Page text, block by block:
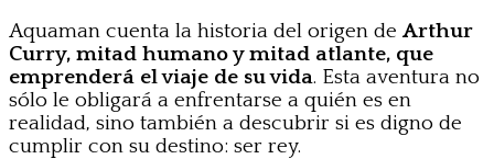
Aquaman cuenta la historia del origen de Arthur
Curry, mitad humano y mitad atlante, que
emprenderá el viaje de su vida. Esta aventura no
sólo le obligará a enfrentarse a quién es en
realidad, sino también a descubrir si es digno de
cumplir con su destino: ser rey.